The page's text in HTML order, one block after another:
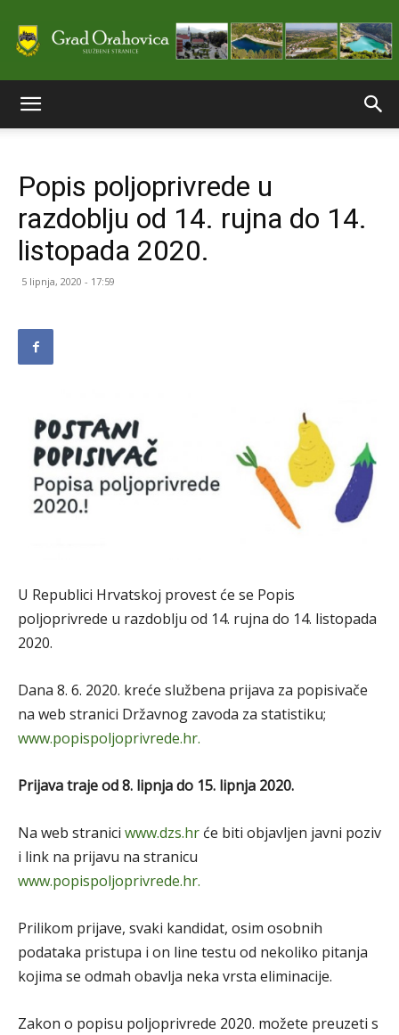
stranice
Grada
Popis poljoprivrede u
razdoblju od 14. rujna do 14.
listopada 2020.
5 lipnja, 2020 - 17:59
U Republici Hrvatskoj provest će se Popis
poljoprivrede u razdoblju od 14. rujna do 14. listopada
2020.
Dana 8. 6. 2020. kreće službena prijava za popisivače
na web stranici Državnog zavoda za statistiku;
www.popispoljoprivrede.hr.
Prijava traje od 8. lipnja do 15. lipnja 2020.
Na web stranici www.dzs.hr će biti objavljen javni poziv
i link na prijavu na stranicu
www.popispoljoprivrede.hr.
Prilikom prijave, svaki kandidat, osim osobnih
podataka pristupa i on line testu od nekoliko pitanja
kojima se odmah obavlja neka vrsta eliminacije.
Zakon o popisu poljoprivrede 2020. možete preuzeti s